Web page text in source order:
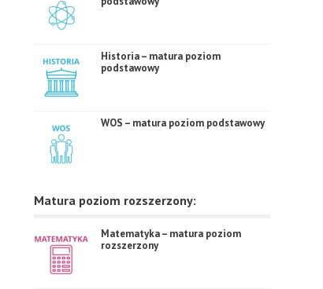
Historia – matura poziom
podstawowy
WOS – matura poziom podstawowy
Matura poziom rozszerzony:
Matematyka – matura poziom
rozszerzony